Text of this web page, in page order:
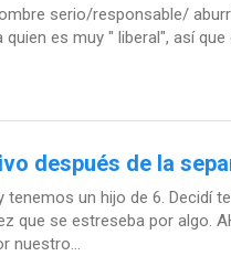
serio/responsable/
es muy " liberal", así
después de la
un hijo de 6. Decidí
que se estreseba por algo.
nuestro...